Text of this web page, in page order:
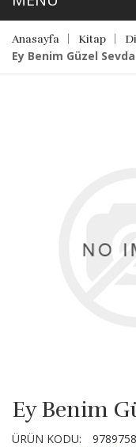
Anasayfa Kitap
Ey Benim Güzel
Ey Benim
ÜRÜN KODU: